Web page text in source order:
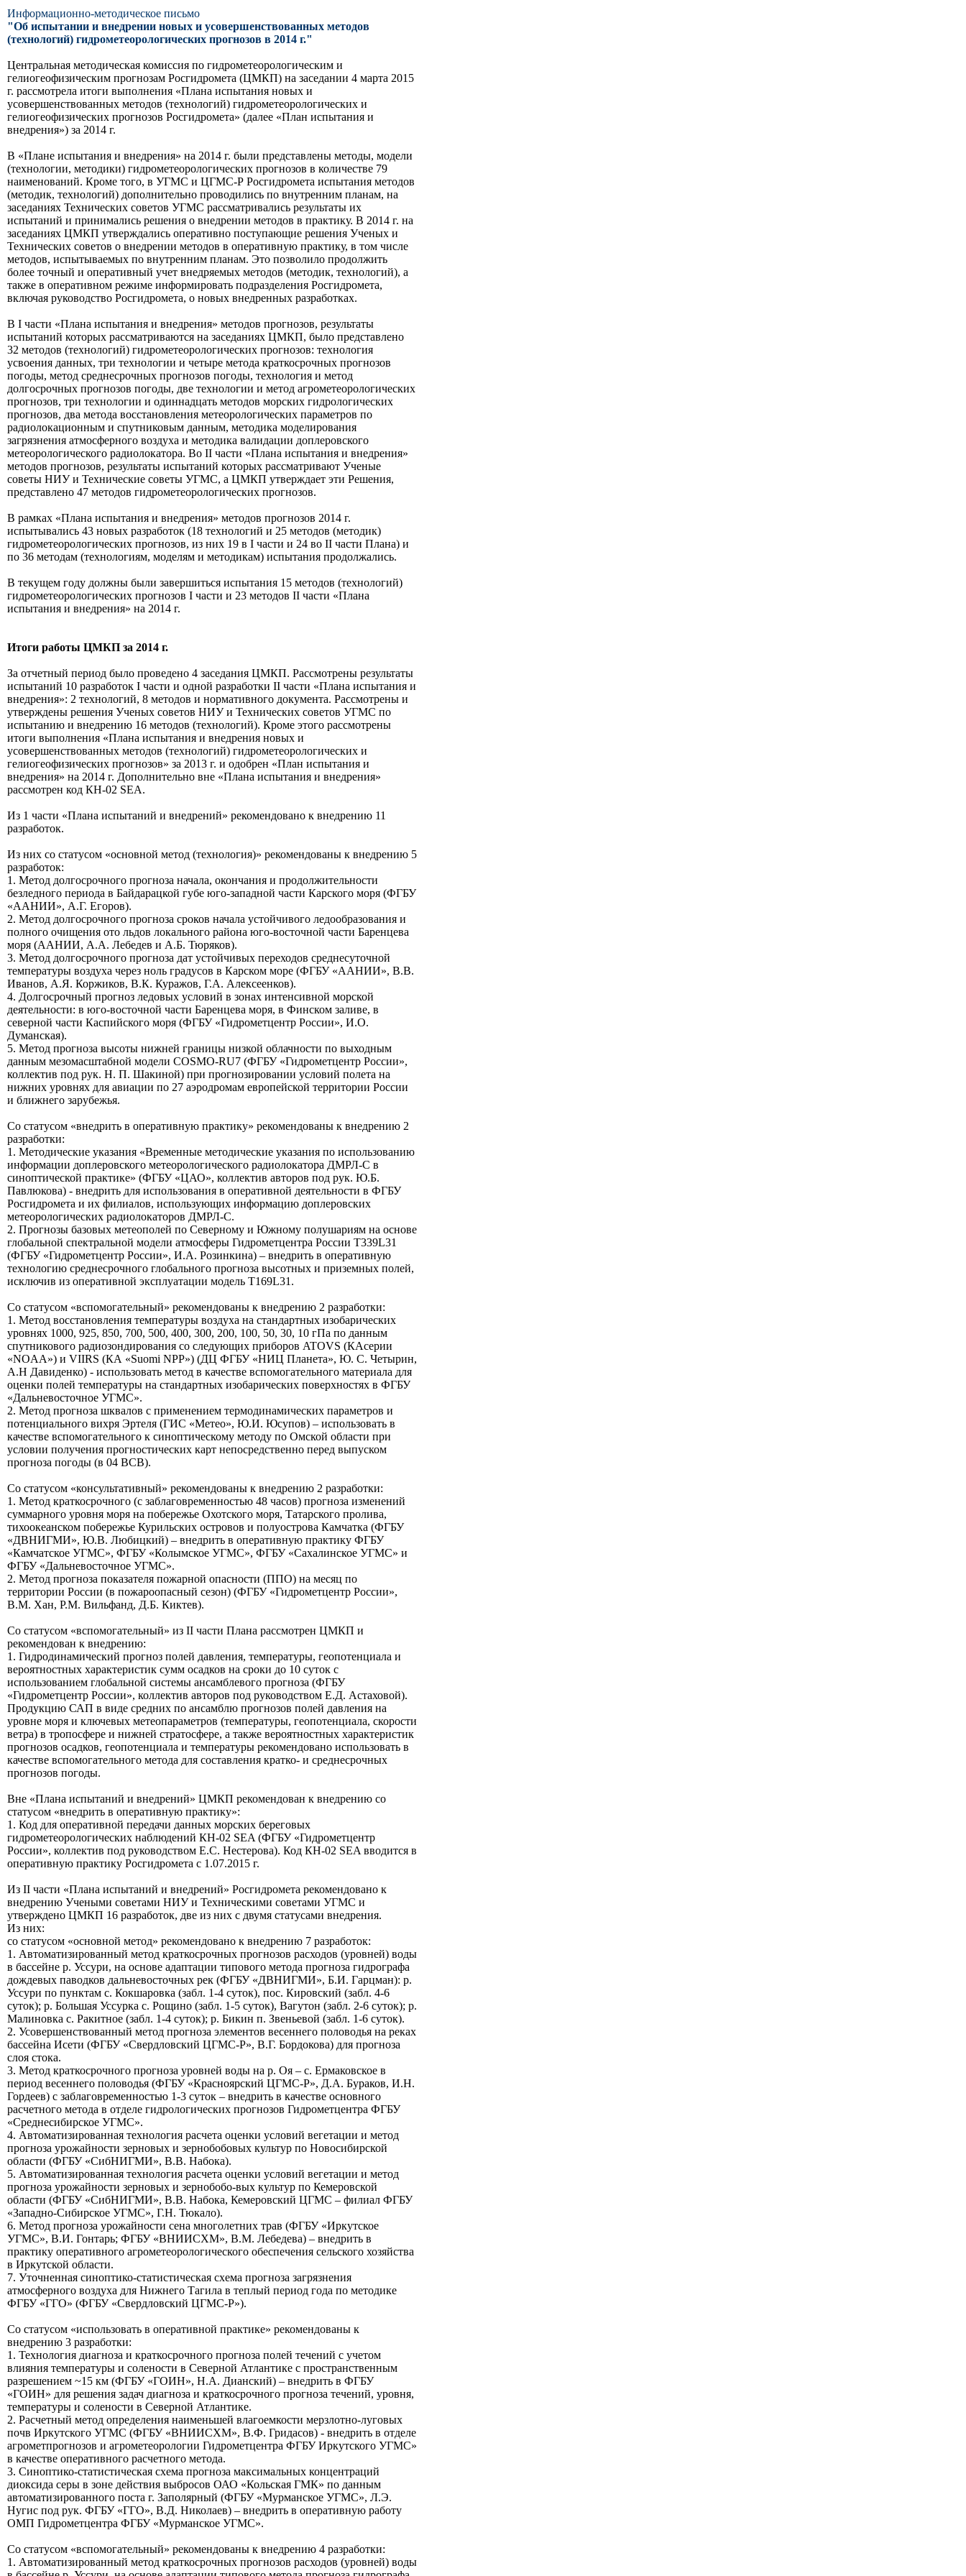
Информационно-методическое письмо
"Об испытании и внедрении новых и усовершенствованных методов
(технологий) гидрометеорологических прогнозов в 2014 г."
Центральная методическая комиссия по гидрометеорологическим и
гелиогеофизическим прогнозам Росгидромета (ЦМКП) на заседании 4 марта 2015
г. рассмотрела итоги выполнения «Плана испытания новых и
усовершенствованных методов (технологий) гидрометеорологических и
гелиогеофизических прогнозов Росгидромета» (далее «План испытания и
внедрения») за 2014 г.
В «Плане испытания и внедрения» на 2014 г. были представлены методы, модели
(технологии, методики) гидрометеорологических прогнозов в количестве 79
наименований. Кроме того, в УГМС и ЦГМС-Р Росгидромета испытания методов
(методик, технологий) дополнительно проводились по внутренним планам, на
заседаниях Технических советов УГМС рассматривались результаты их
испытаний и принимались решения о внедрении методов в практику. В 2014 г. на
заседаниях ЦМКП утверждались оперативно поступающие решения Ученых и
Технических советов о внедрении методов в оперативную практику, в том числе
методов, испытываемых по внутренним планам. Это позволило продолжить
более точный и оперативный учет внедряемых методов (методик, технологий), а
также в оперативном режиме информировать подразделения Росгидромета,
включая руководство Росгидромета, о новых внедренных разработках.
В I части «Плана испытания и внедрения» методов прогнозов, результаты
испытаний которых рассматриваются на заседаниях ЦМКП, было представлено
32 методов (технологий) гидрометеорологических прогнозов: технология
усвоения данных, три технологии и четыре метода краткосрочных прогнозов
погоды, метод среднесрочных прогнозов погоды, технология и метод
долгосрочных прогнозов погоды, две технологии и метод агрометеорологических
прогнозов, три технологии и одиннадцать методов морских гидрологических
прогнозов, два метода восстановления метеорологических параметров по
радиолокационным и спутниковым данным, методика моделирования
загрязнения атмосферного воздуха и методика валидации доплеровского
метеорологического радиолокатора. Во II части «Плана испытания и внедрения»
методов прогнозов, результаты испытаний которых рассматривают Ученые
советы НИУ и Технические советы УГМС, а ЦМКП утверждает эти Решения,
представлено 47 методов гидрометеорологических прогнозов.
В рамках «Плана испытания и внедрения» методов прогнозов 2014 г.
испытывались 43 новых разработок (18 технологий и 25 методов (методик)
гидрометеорологических прогнозов, из них 19 в I части и 24 во II части Плана) и
по 36 методам (технологиям, моделям и методикам) испытания продолжались.
В текущем году должны были завершиться испытания 15 методов (технологий)
гидрометеорологических прогнозов I части и 23 методов II части «Плана
испытания и внедрения» на 2014 г.
Итоги работы ЦМКП за 2014 г.
За отчетный период было проведено 4 заседания ЦМКП. Рассмотрены результаты
испытаний 10 разработок I части и одной разработки II части «Плана испытания и
внедрения»: 2 технологий, 8 методов и нормативного документа. Рассмотрены и
утверждены решения Ученых советов НИУ и Технических советов УГМС по
испытанию и внедрению 16 методов (технологий). Кроме этого рассмотрены
итоги выполнения «Плана испытания и внедрения новых и
усовершенствованных методов (технологий) гидрометеорологических и
гелиогеофизических прогнозов» за 2013 г. и одобрен «План испытания и
внедрения» на 2014 г. Дополнительно вне «Плана испытания и внедрения»
рассмотрен код КН-02 SEA.
Из 1 части «Плана испытаний и внедрений» рекомендовано к внедрению 11
разработок.
Из них со статусом «основной метод (технология)» рекомендованы к внедрению 5
разработок:
1. Метод долгосрочного прогноза начала, окончания и продолжительности
безледного периода в Байдарацкой губе юго-западной части Карского моря (ФГБУ
«ААНИИ», А.Г. Егоров).
2. Метод долгосрочного прогноза сроков начала устойчивого ледообразования и
полного очищения ото льдов локального района юго-восточной части Баренцева
моря (ААНИИ, А.А. Лебедев и А.Б. Тюряков).
3. Метод долгосрочного прогноза дат устойчивых переходов среднесуточной
температуры воздуха через ноль градусов в Карском море (ФГБУ «ААНИИ», В.В.
Иванов, А.Я. Коржиков, В.К. Куражов, Г.А. Алексеенков).
4. Долгосрочный прогноз ледовых условий в зонах интенсивной морской
деятельности: в юго-восточной части Баренцева моря, в Финском заливе, в
северной части Каспийского моря (ФГБУ «Гидрометцентр России», И.О.
Думанская).
5. Метод прогноза высоты нижней границы низкой облачности по выходным
данным мезомасштабной модели COSMO-RU7 (ФГБУ «Гидрометцентр России»,
коллектив под рук. Н. П. Шакиной) при прогнозировании условий полета на
нижних уровнях для авиации по 27 аэродромам европейской территории России
и ближнего зарубежья.
Со статусом «внедрить в оперативную практику» рекомендованы к внедрению 2
разработки:
1. Методические указания «Временные методические указания по использованию
информации доплеровского метеорологического радиолокатора ДМРЛ-С в
синоптической практике» (ФГБУ «ЦАО», коллектив авторов под рук. Ю.Б.
Павлюкова) - внедрить для использования в оперативной деятельности в ФГБУ
Росгидромета и их филиалов, использующих информацию доплеровских
метеорологических радиолокаторов ДМРЛ-С.
2. Прогнозы базовых метеополей по Северному и Южному полушариям на основе
глобальной спектральной модели атмосферы Гидрометцентра России T339L31
(ФГБУ «Гидрометцентр России», И.А. Розинкина) – внедрить в оперативную
технологию среднесрочного глобального прогноза высотных и приземных полей,
исключив из оперативной эксплуатации модель T169L31.
Со статусом «вспомогательный» рекомендованы к внедрению 2 разработки:
1. Метод восстановления температуры воздуха на стандартных изобарических
уровнях 1000, 925, 850, 700, 500, 400, 300, 200, 100, 50, 30, 10 гПа по данным
спутникового радиозондирования со следующих приборов ATOVS (КАсерии
«NOAA») и VIIRS (КА «Suomi NPP») (ДЦ ФГБУ «НИЦ Планета», Ю. С. Четырин,
А.Н Давиденко) - использовать метод в качестве вспомогательного материала для
оценки полей температуры на стандартных изобарических поверхностях в ФГБУ
«Дальневосточное УГМС».
2. Метод прогноза шквалов с применением термодинамических параметров и
потенциального вихря Эртеля (ГИС «Метео», Ю.И. Юсупов) – использовать в
качестве вспомогательного к синоптическому методу по Омской области при
условии получения прогностических карт непосредственно перед выпуском
прогноза погоды (в 04 ВСВ).
Со статусом «консультативный» рекомендованы к внедрению 2 разработки:
1. Метод краткосрочного (с заблаговременностью 48 часов) прогноза изменений
суммарного уровня моря на побережье Охотского моря, Татарского пролива,
тихоокеанском побережье Курильских островов и полуострова Камчатка (ФГБУ
«ДВНИГМИ», Ю.В. Любицкий) – внедрить в оперативную практику ФГБУ
«Камчатское УГМС», ФГБУ «Колымское УГМС», ФГБУ «Сахалинское УГМС» и
ФГБУ «Дальневосточное УГМС».
2. Метод прогноза показателя пожарной опасности (ППО) на месяц по
территории России (в пожароопасный сезон) (ФГБУ «Гидрометцентр России»,
В.М. Хан, Р.М. Вильфанд, Д.Б. Киктев).
Со статусом «вспомогательный» из II части Плана рассмотрен ЦМКП и
рекомендован к внедрению:
1. Гидродинамический прогноз полей давления, температуры, геопотенциала и
вероятностных характеристик сумм осадков на сроки до 10 суток с
использованием глобальной системы ансамблевого прогноза (ФГБУ
«Гидрометцентр России», коллектив авторов под руководством Е.Д. Астаховой).
Продукцию САП в виде средних по ансамблю прогнозов полей давления на
уровне моря и ключевых метеопараметров (температуры, геопотенциала, скорости
ветра) в тропосфере и нижней стратосфере, а также вероятностных характеристик
прогнозов осадков, геопотенциала и температуры рекомендовано использовать в
качестве вспомогательного метода для составления кратко- и среднесрочных
прогнозов погоды.
Вне «Плана испытаний и внедрений» ЦМКП рекомендован к внедрению со
статусом «внедрить в оперативную практику»:
1. Код для оперативной передачи данных морских береговых
гидрометеорологических наблюдений КН-02 SEA (ФГБУ «Гидрометцентр
России», коллектив под руководством Е.С. Нестерова). Код КН-02 SEA вводится в
оперативную практику Росгидромета с 1.07.2015 г.
Из II части «Плана испытаний и внедрений» Росгидромета рекомендовано к
внедрению Учеными советами НИУ и Техническими советами УГМС и
утверждено ЦМКП 16 разработок, две из них с двумя статусами внедрения.
Из них:
со статусом «основной метод» рекомендовано к внедрению 7 разработок:
1. Автоматизированный метод краткосрочных прогнозов расходов (уровней) воды
в бассейне р. Уссури, на основе адаптации типового метода прогноза гидрографа
дождевых паводков дальневосточных рек (ФГБУ «ДВНИГМИ», Б.И. Гарцман): р.
Уссури по пунктам с. Кокшаровка (забл. 1-4 суток), пос. Кировский (забл. 4-6
суток); р. Большая Уссурка с. Рощино (забл. 1-5 суток), Вагутон (забл. 2-6 суток); р.
Малиновка с. Ракитное (забл. 1-4 суток); р. Бикин п. Звеньевой (забл. 1-6 суток).
2. Усовершенствованный метод прогноза элементов весеннего половодья на реках
бассейна Исети (ФГБУ «Свердловский ЦГМС-Р», В.Г. Бордокова) для прогноза
слоя стока.
3. Метод краткосрочного прогноза уровней воды на р. Оя – с. Ермаковское в
период весеннего половодья (ФГБУ «Красноярский ЦГМС-Р», Д.А. Бураков, И.Н.
Гордеев) с заблаговременностью 1-3 суток – внедрить в качестве основного
расчетного метода в отделе гидрологических прогнозов Гидрометцентра ФГБУ
«Среднесибирское УГМС».
4. Автоматизированная технология расчета оценки условий вегетации и метод
прогноза урожайности зерновых и зернобобовых культур по Новосибирской
области (ФГБУ «СибНИГМИ», В.В. Набока).
5. Автоматизированная технология расчета оценки условий вегетации и метод
прогноза урожайности зерновых и зернобобо-вых культур по Кемеровской
области (ФГБУ «СибНИГМИ», В.В. Набока, Кемеровский ЦГМС – филиал ФГБУ
«Западно-Сибирское УГМС», Г.Н. Тюкало).
6. Метод прогноза урожайности сена многолетних трав (ФГБУ «Иркутское
УГМС», В.И. Гонтарь; ФГБУ «ВНИИСХМ», В.М. Лебедева) – внедрить в
практику оперативного агрометеорологического обеспечения сельского хозяйства
в Иркутской области.
7. Уточненная синоптико-статистическая схема прогноза загрязнения
атмосферного воздуха для Нижнего Тагила в теплый период года по методике
ФГБУ «ГГО» (ФГБУ «Свердловский ЦГМС-Р»).
Со статусом «использовать в оперативной практике» рекомендованы к
внедрению 3 разработки:
1. Технология диагноза и краткосрочного прогноза полей течений с учетом
влияния температуры и солености в Северной Атлантике с пространственным
разрешением ~15 км (ФГБУ «ГОИН», Н.А. Дианский) – внедрить в ФГБУ
«ГОИН» для решения задач диагноза и краткосрочного прогноза течений, уровня,
температуры и солености в Северной Атлантике.
2. Расчетный метод определения наименьшей влагоемкости мерзлотно-луговых
почв Иркутского УГМС (ФГБУ «ВНИИСХМ», В.Ф. Гридасов) - внедрить в отделе
агрометпрогнозов и агрометеорологии Гидрометцентра ФГБУ Иркутского УГМС»
в качестве оперативного расчетного метода.
3. Синоптико-статистическая схема прогноза максимальных концентраций
диоксида серы в зоне действия выбросов ОАО «Кольская ГМК» по данным
автоматизированного поста г. Заполярный (ФГБУ «Мурманское УГМС», Л.Э.
Нугис под рук. ФГБУ «ГГО», В.Д. Николаев) – внедрить в оперативную работу
ОМП Гидрометцентра ФГБУ «Мурманское УГМС».
Со статусом «вспомогательный» рекомендованы к внедрению 4 разработки:
1. Автоматизированный метод краткосрочных прогнозов расходов (уровней) воды